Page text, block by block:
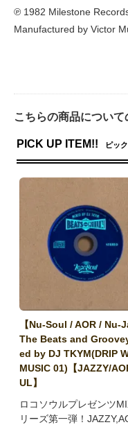
℗ 1982 Milestone
Manufactured by Victor
こちらの商品につい
PICK UP ITEM!! ピッ
【Nu-Soul / AOR / Nu-
The Beats and
ed by DJ TKYM(DRIP
MUSIC 01)【JAZZY/
UL】
ロコソウルプレゼンツ
リーズ第一弾！